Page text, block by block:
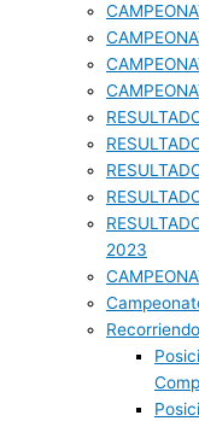
2023